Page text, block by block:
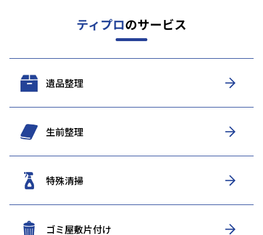
ティプロのサービス
遺品整理
生前整理
特殊清掃
ゴミ屋敷片付け